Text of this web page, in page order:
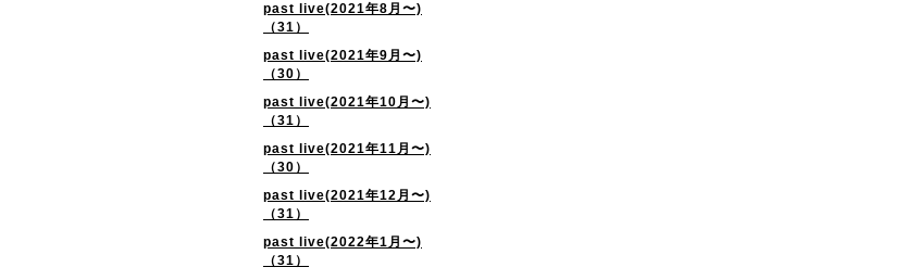
past live(2021年8月〜)
（31）
past live(2021年9月〜)
（30）
past live(2021年10月〜)
（31）
past live(2021年11月〜)
（30）
past live(2021年12月〜)
（31）
past live(2022年1月〜)
（31）